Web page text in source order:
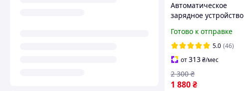
Автоматическое
зарядное устройство
24v10A 280W
Готово к отправке
5.0 (46)
от313₴/мес
1 880₴
2 300 ₴